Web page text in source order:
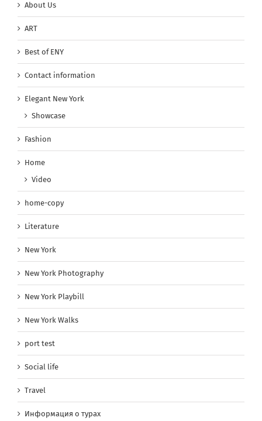
About Us
ART
Best of ENY
Contact information
Elegant New York
Showcase
Fashion
Home
Video
home-copy
Literature
New York
New York Photography
New York Playbill
New York Walks
port test
Social life
Travel
Информация о турах